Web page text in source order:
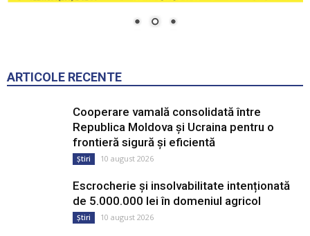
ARTICOLE RECENTE
Cooperare vamală consolidată între
Republica Moldova și Ucraina pentru o
frontieră sigură și eficientă
Știri 10 august 2026
Escrocherie și insolvabilitate intenționată
de 5.000.000 lei în domeniul agricol
Știri 10 august 2026